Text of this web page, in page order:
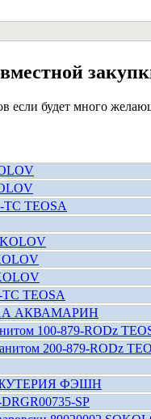
если будет много
TC TEOSA
TC TEOSA
АКВАМАРИН
100-879-RODz
200-879-RODz
ФЭШН
SP